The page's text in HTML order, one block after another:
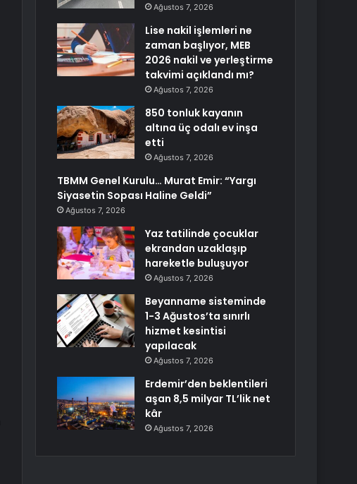
Ağustos 7, 2026
Lise nakil işlemleri ne
zaman başlıyor, MEB
2026 nakil ve yerleştirme
takvimi açıklandı mı?
Ağustos 7, 2026
850 tonluk kayanın
altına üç odalı ev inşa
etti
Ağustos 7, 2026
TBMM Genel Kurulu… Murat Emir: “Yargı
Siyasetin Sopası Haline Geldi”
Ağustos 7, 2026
Yaz tatilinde çocuklar
ekrandan uzaklaşıp
hareketle buluşuyor
Ağustos 7, 2026
Beyanname sisteminde
1-3 Ağustos’ta sınırlı
hizmet kesintisi
yapılacak
Ağustos 7, 2026
Erdemir’den beklentileri
aşan 8,5 milyar TL’lik net
kâr
Ağustos 7, 2026